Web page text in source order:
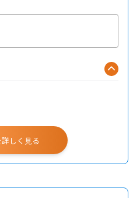
しく見る